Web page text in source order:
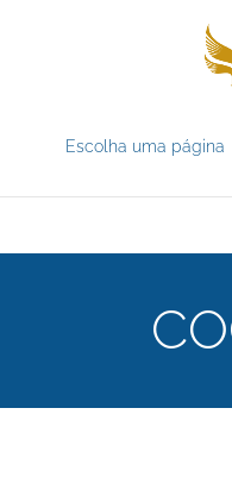
Escolha uma página